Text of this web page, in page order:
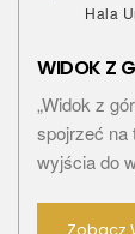
Hala
WIDOK Z
„Widok z
spojrzeć na
wyjścia do